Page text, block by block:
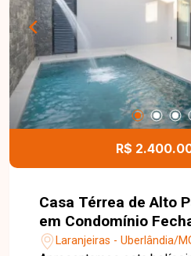
proporcionando mais
comodidade para o dia a dia. Entre em contato
para mais informações e
conhecer este excelente
R$
Casa Térrea de Alto
em Condomínio
Laranjeiras - Uberlândia/